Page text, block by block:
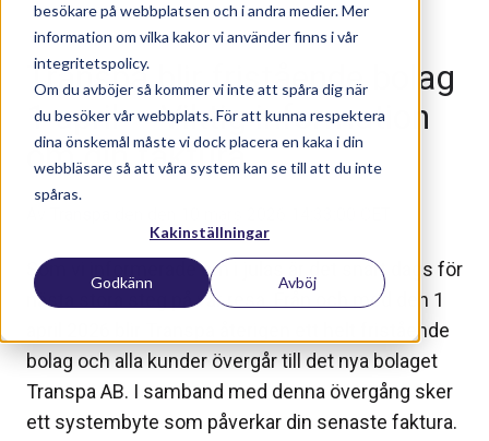
besökare på webbplatsen och i andra medier. Mer
information om vilka kakor vi använder finns i vår
integritetspolicy.
Om du avböjer så kommer vi inte att spåra dig när
du besöker vår webbplats. För att kunna respektera
dina önskemål måste vi dock placera en kaka i din
webbläsare så att våra system kan se till att du inte
spåras.
Kakinställningar
Godkänn Avböj
Transpa blir fristående bolag
1 april – Viktig information
om din faktura
Som vi informerade om i julas är det snart dags för
nästa stora steg på vår resa. Från och med den 1
april 2026 blir Transpa återigen ett helt fristående
bolag och alla kunder övergår till det nya bolaget
Transpa AB. I samband med denna övergång sker
ett systembyte som påverkar din senaste faktura.